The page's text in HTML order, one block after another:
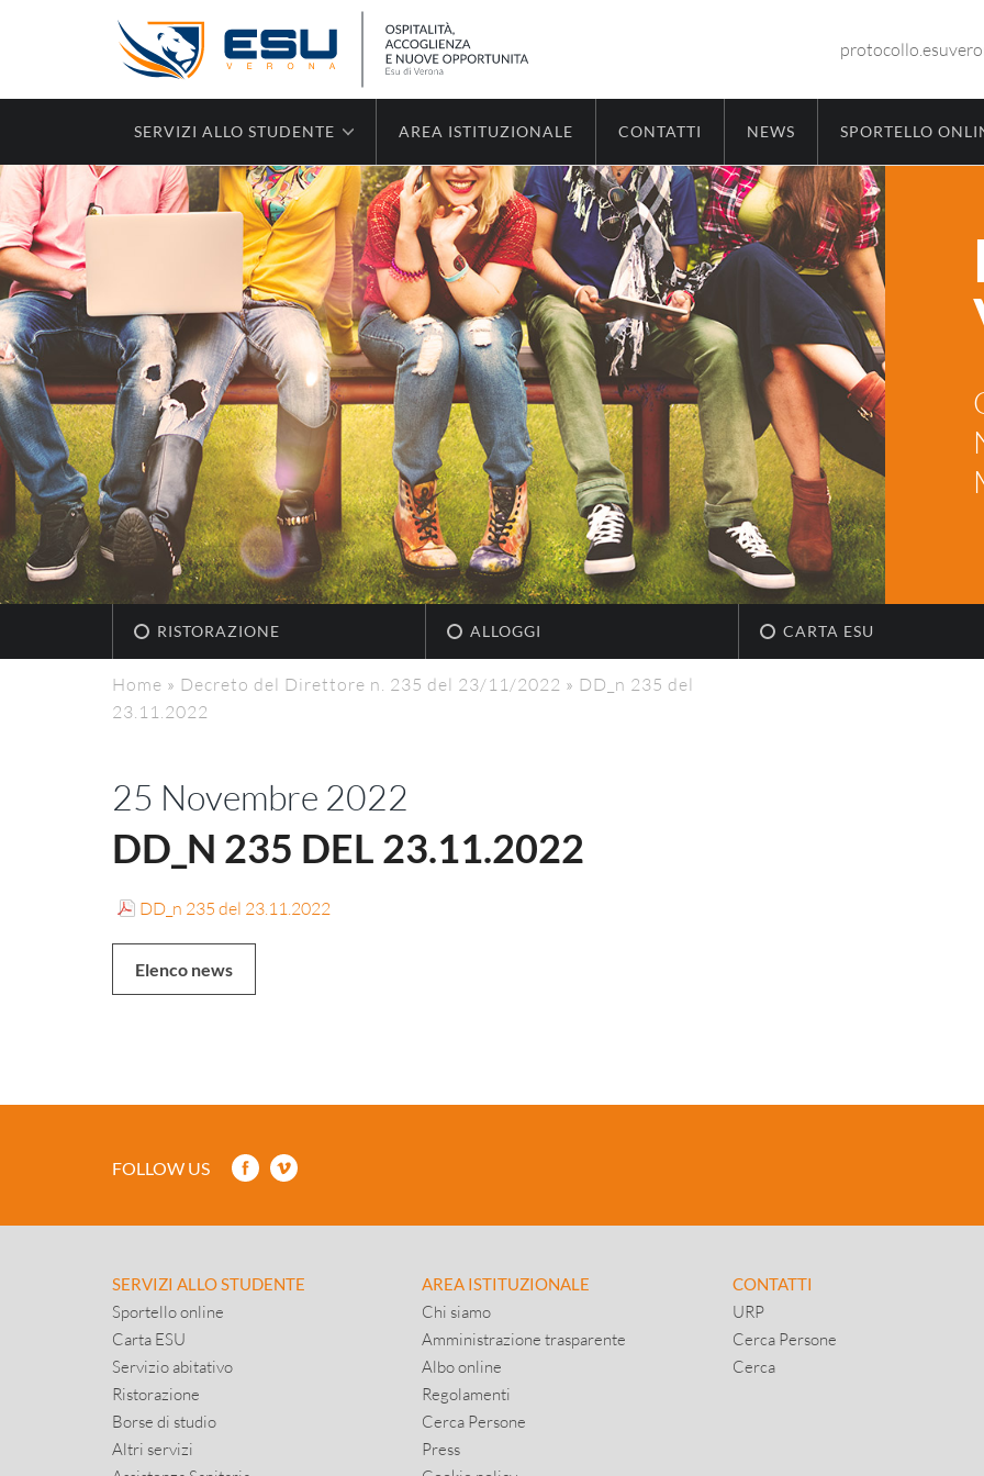
SERVIZI ALLO STUDENTE AREA ISTITUZIONALE CONTATTI NEWS SPORTELLO
RISTORAZIONE ALLOGGI CARTA ESU
Home » Decreto del Direttore n. 235 del 23/11/2022 » DD_n 235 del
23.11.2022
25 Novembre 2022
DD_N 235 DEL 23.11.2022
DD_n 235 del 23.11.2022
Elenco news
FOLLOW US
SERVIZI ALLO STUDENTE
Sportello online
Carta ESU
Servizio abitativo
Ristorazione
Borse di studio
Altri servizi
AREA ISTITUZIONALE
Chi siamo
Amministrazione trasparente
Albo online
Regolamenti
Cerca Persone
Press
CONTATTI
URP
Cerca Persone
Cerca